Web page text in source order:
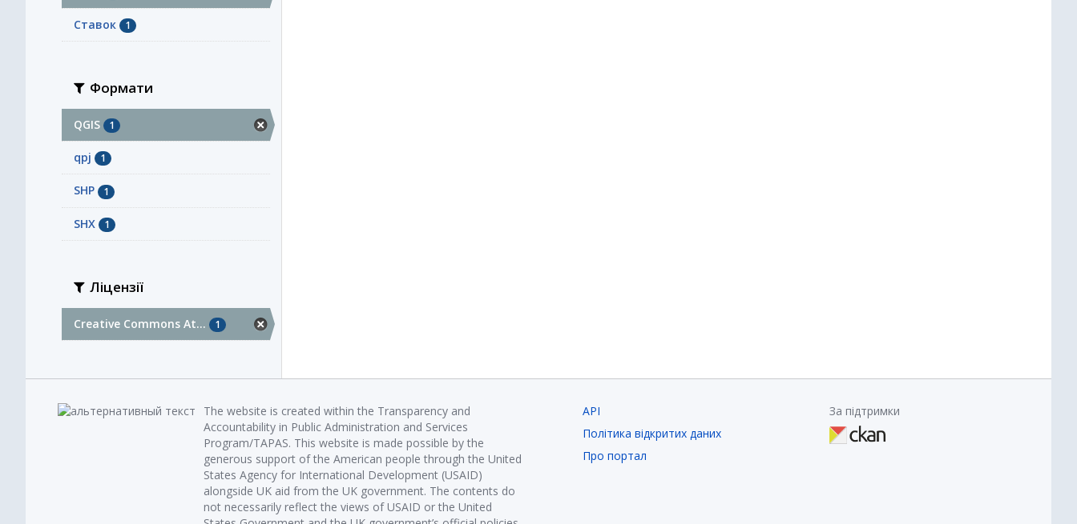
Ставок 1
Формати
QGIS 1
qpj 1
SHP 1
SHX 1
Ліцензії
Creative Commons At... 1
The website is created within the Transparency and
Accountability in Public Administration and Services
Program/TAPAS. This website is made possible by the
generous support of the American people through the United
States Agency for International Development (USAID)
alongside UK aid from the UK government. The contents do
not necessarily reflect the views of USAID or the United
API
Політика відкритих даних
Про портал
За підтримки